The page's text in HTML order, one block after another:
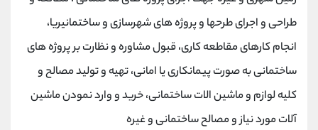
طراحی و اجرای طرحها و پروژه های شهرسازی و ساختمانیريا،
انجام کارهای مقاطعه کاری، قبول مشاوره و نظارت بر پروژه های
ساختمانی به صورت پیمانکاری یا امانی، تهیه و تولید مصالح و
کلیه لوازم و ماشین الات ساختمانی، خرید و وارد نمودن ماشین
آلات مورد نیاز و مصالح ساختمانی و غیره